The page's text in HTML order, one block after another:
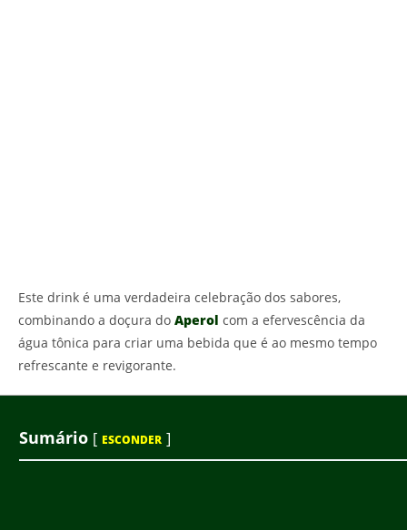
Este drink é uma verdadeira celebração dos sabores,
combinando a doçura do Aperol com a efervescência da
água tônica para criar uma bebida que é ao mesmo tempo
refrescante e revigorante.
Sumário [ ESCONDER ]